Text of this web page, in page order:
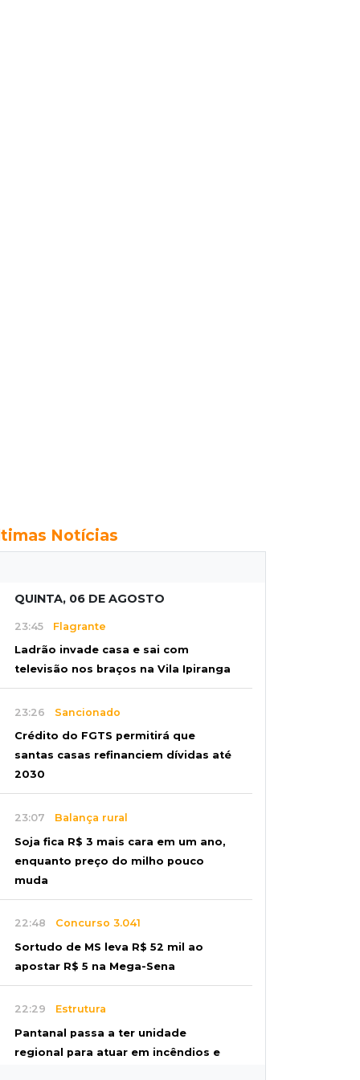
Notícias
QUINTA, 06 DE AGOSTO
23:45 Flagrante
Ladrão invade casa e sai com
televisão nos braços na Vila Ipiranga
23:26 Sancionado
Crédito do FGTS permitirá que
santas casas refinanciem dívidas até
2030
23:07 Balança rural
Soja fica R$ 3 mais cara em um ano,
enquanto preço do milho pouco
muda
22:48 Concurso 3.041
Sortudo de MS leva R$ 52 mil ao
apostar R$ 5 na Mega-Sena
22:29 Estrutura
Pantanal passa a ter unidade
regional para atuar em incêndios e